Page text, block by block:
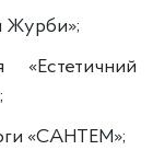
Журби»;
«Естетичний
«САНТЕМ»;